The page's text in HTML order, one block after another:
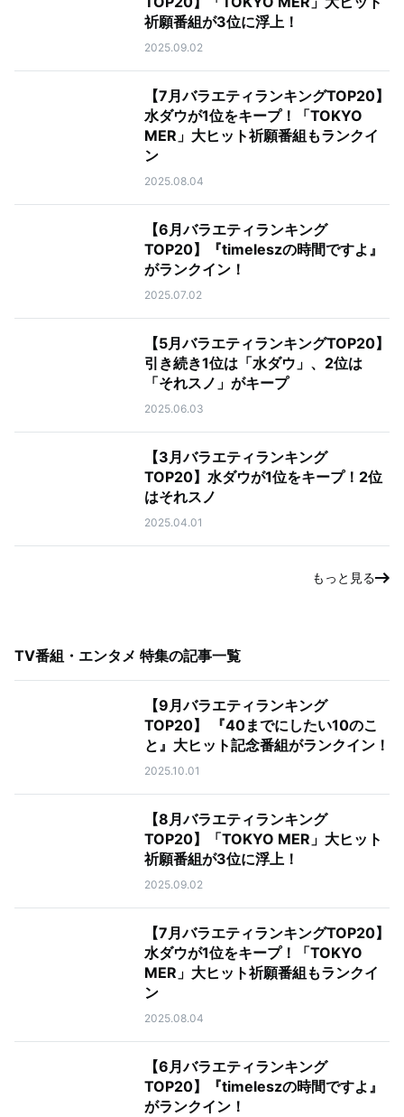
祈願番組が3位に浮上！
2025.09.02
【7月バラエティランキングTOP20】
水ダウが1位をキープ！「TOKYO
MER」大ヒット祈願番組もランクイ
ン
2025.08.04
【6月バラエティランキング
TOP20】『timeleszの時間ですよ』
がランクイン！
2025.07.02
【5月バラエティランキングTOP20】
引き続き1位は「水ダウ」、2位は
「それスノ」がキープ
2025.06.03
【3月バラエティランキング
TOP20】水ダウが1位をキープ！2位
はそれスノ
2025.04.01
もっと見る
TV番組・エンタメ 特集の記事一覧
【9月バラエティランキング
TOP20】 『40までにしたい10のこ
と』大ヒット記念番組がランクイン！
2025.10.01
【8月バラエティランキング
TOP20】「TOKYO MER」大ヒット
祈願番組が3位に浮上！
2025.09.02
【7月バラエティランキングTOP20】
水ダウが1位をキープ！「TOKYO
MER」大ヒット祈願番組もランクイ
ン
2025.08.04
【6月バラエティランキング
TOP20】『timeleszの時間ですよ』
がランクイン！